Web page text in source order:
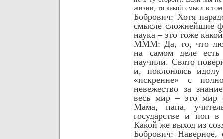
жизни, то какой смысл в
Бобрович: Хотя
смысле сложнейшие
наука – это тоже
МММ: Да, то, что
на самом деле есть
научили. Свято
и, поклоняясь
«искренне» с
невежество за
весь мир – это мир
Мама, папа,
государстве и поп
Какой же выход из
Бобрович: